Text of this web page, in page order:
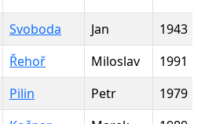
Svoboda Jan
1943
Řehoř Miloslav
1991
Pilin Petr
1979